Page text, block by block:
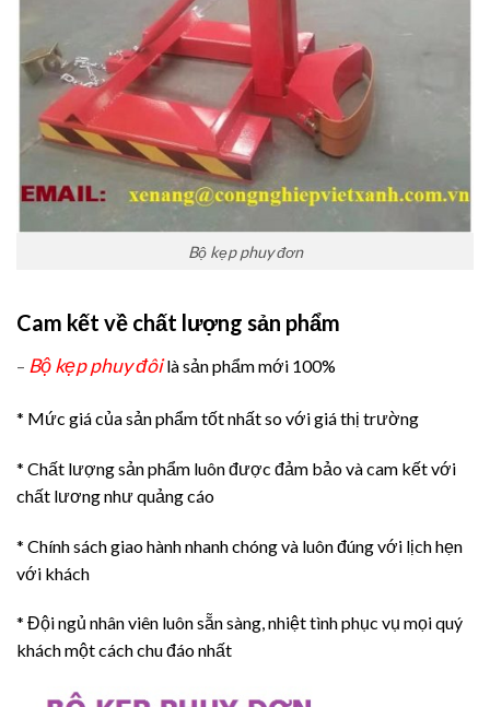
Bộ kẹp phuy đơn
Cam kết về chất lượng sản phẩm
– Bộ kẹp phuy đôilà sản phẩm mới 100%
* Mức giá của sản phẩm tốt nhất so với giá thị trường
* Chất lượng sản phẩm luôn được đảm bảo và cam kết với
chất lương như quảng cáo
* Chính sách giao hành nhanh chóng và luôn đúng với lịch hẹn
với khách
* Đội ngủ nhân viên luôn sẵn sàng, nhiệt tình phục vụ mọi quý
khách một cách chu đáo nhất